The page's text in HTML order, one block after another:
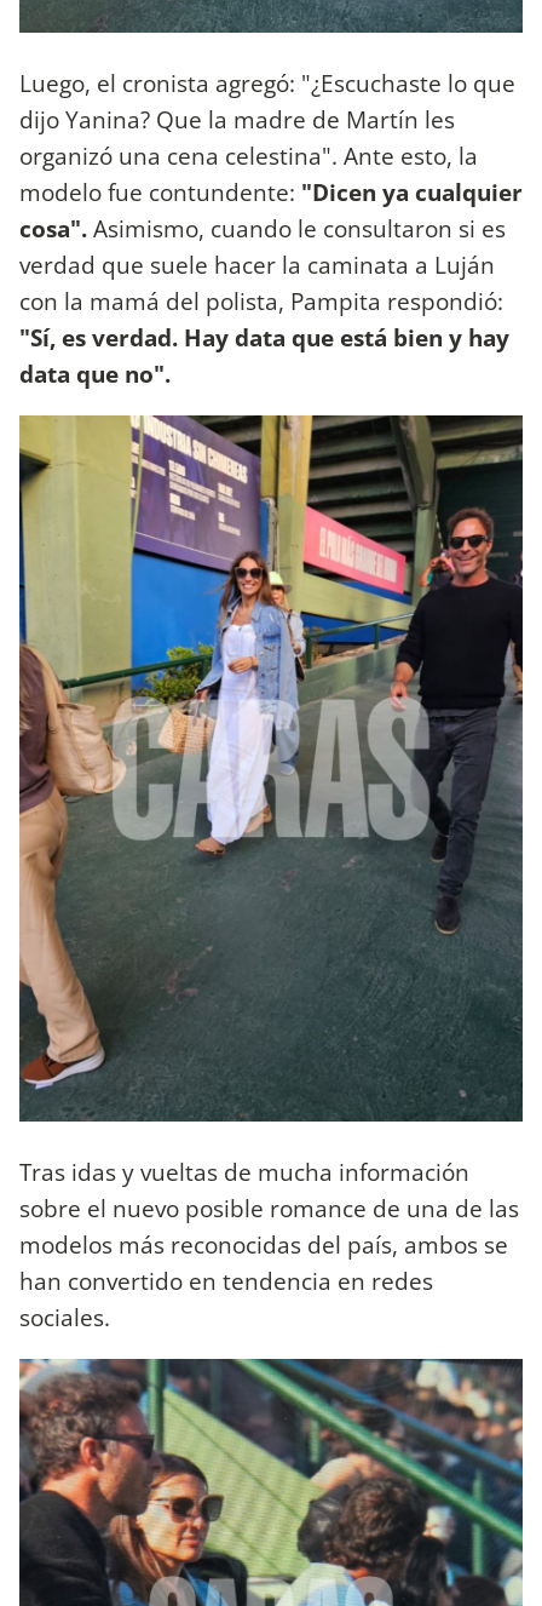
Luego, el cronista agregó: "¿Escuchaste lo que
dijo Yanina? Que la madre de Martín les
organizó una cena celestina". Ante esto, la
modelo fue contundente: "Dicen ya cualquier
cosa".Asimismo, cuando le consultaron si es
verdad que suele hacer la caminata a Luján
con la mamá del polista, Pampita respondió:
"Sí, es verdad. Hay data que está bien y hay
data que no".
Tras idas y vueltas de mucha información
sobre el nuevo posible romance de una de las
modelos más reconocidas del país, ambos se
han convertido en tendencia en redes
sociales.